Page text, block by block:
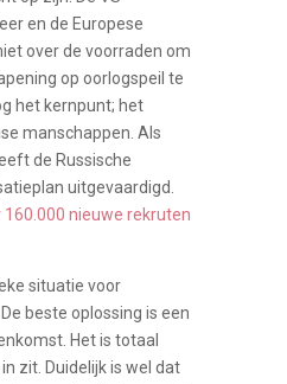
en de Europese
over de voorraden om
op oorlogspeil te
het kernpunt; het
manschappen. Als
de Russische
uitgevaardigd.
160.000 nieuwe rekruten
situatie voor
beste oplossing is een
Het is totaal
zit. Duidelijk is wel dat